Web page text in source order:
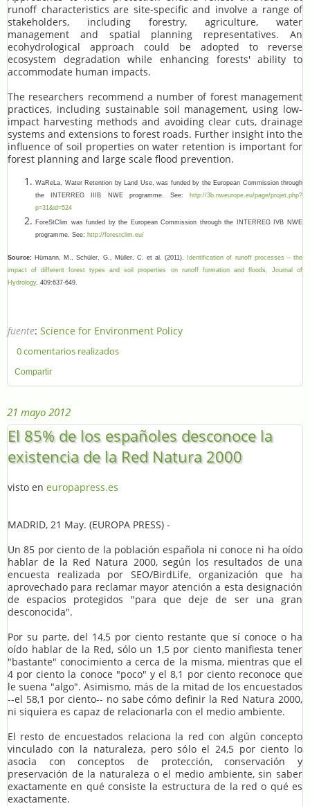
runoff characteristics are site-specific and involve a range of
stakeholders, including forestry, agriculture, water
management and spatial planning representatives. An
ecohydrological approach could be adopted to reverse
ecosystem degradation while enhancing forests' ability to
accommodate human impacts.
The researchers recommend a number of forest management
practices, including sustainable soil management, using low-
impact harvesting methods and avoiding clear cuts, drainage
systems and extensions to forest roads. Further insight into the
influence of soil properties on water retention is important for
forest planning and large scale flood prevention.
WaReLa, Water Retention by Land Use, was funded by the European Commission through
the INTERREG IIIB NWE programme. See: http://3b.nweurope.eu/page/projet.php?
p=31&id=524
ForeStClim was funded by the European Commission through the INTERREG IVB NWE
programme. See: http://forestclim.eu/
Source: Hümann, M., Schüler, G., Müller, C. et al. (2011).
Identification of runoff processes – the
impact of different forest types and soil properties on runoff formation and floods, Journal of
Hydrology. 409:637-649.
fuente: Science for Environment Policy
0 comentarios realizados
Compartir
21 mayo 2012
El 85% de los españoles desconoce la
existencia de la Red Natura 2000
visto en europapress.es
MADRID, 21 May. (EUROPA PRESS) -
Un 85 por ciento de la población española ni conoce ni ha oído
hablar de la Red Natura 2000, según los resultados de una
encuesta realizada por SEO/BirdLife, organización que ha
aprovechado para reclamar mayor atención a esta designación
de espacios protegidos "para que deje de ser una gran
desconocida".
Por su parte, del 14,5 por ciento restante que sí conoce o ha
oído hablar de la Red, sólo un 1,5 por ciento manifiesta tener
"bastante" conocimiento a cerca de la misma, mientras que el
4 por ciento la conoce "poco" y el 8,1 por ciento reconoce que
le suena "algo". Asimismo, más de la mitad de los encuestados
--el 58,1 por ciento-- no sabe cómo definir la Red Natura 2000,
ni siquiera es capaz de relacionarla con el medio ambiente.
El resto de encuestados relaciona la red con algún concepto
vinculado con la naturaleza, pero sólo el 24,5 por ciento lo
asocia con conceptos de protección, conservación y
preservación de la naturaleza o el medio ambiente, sin saber
exactamente en qué consiste la estructura de la red o qué es
exactamente.